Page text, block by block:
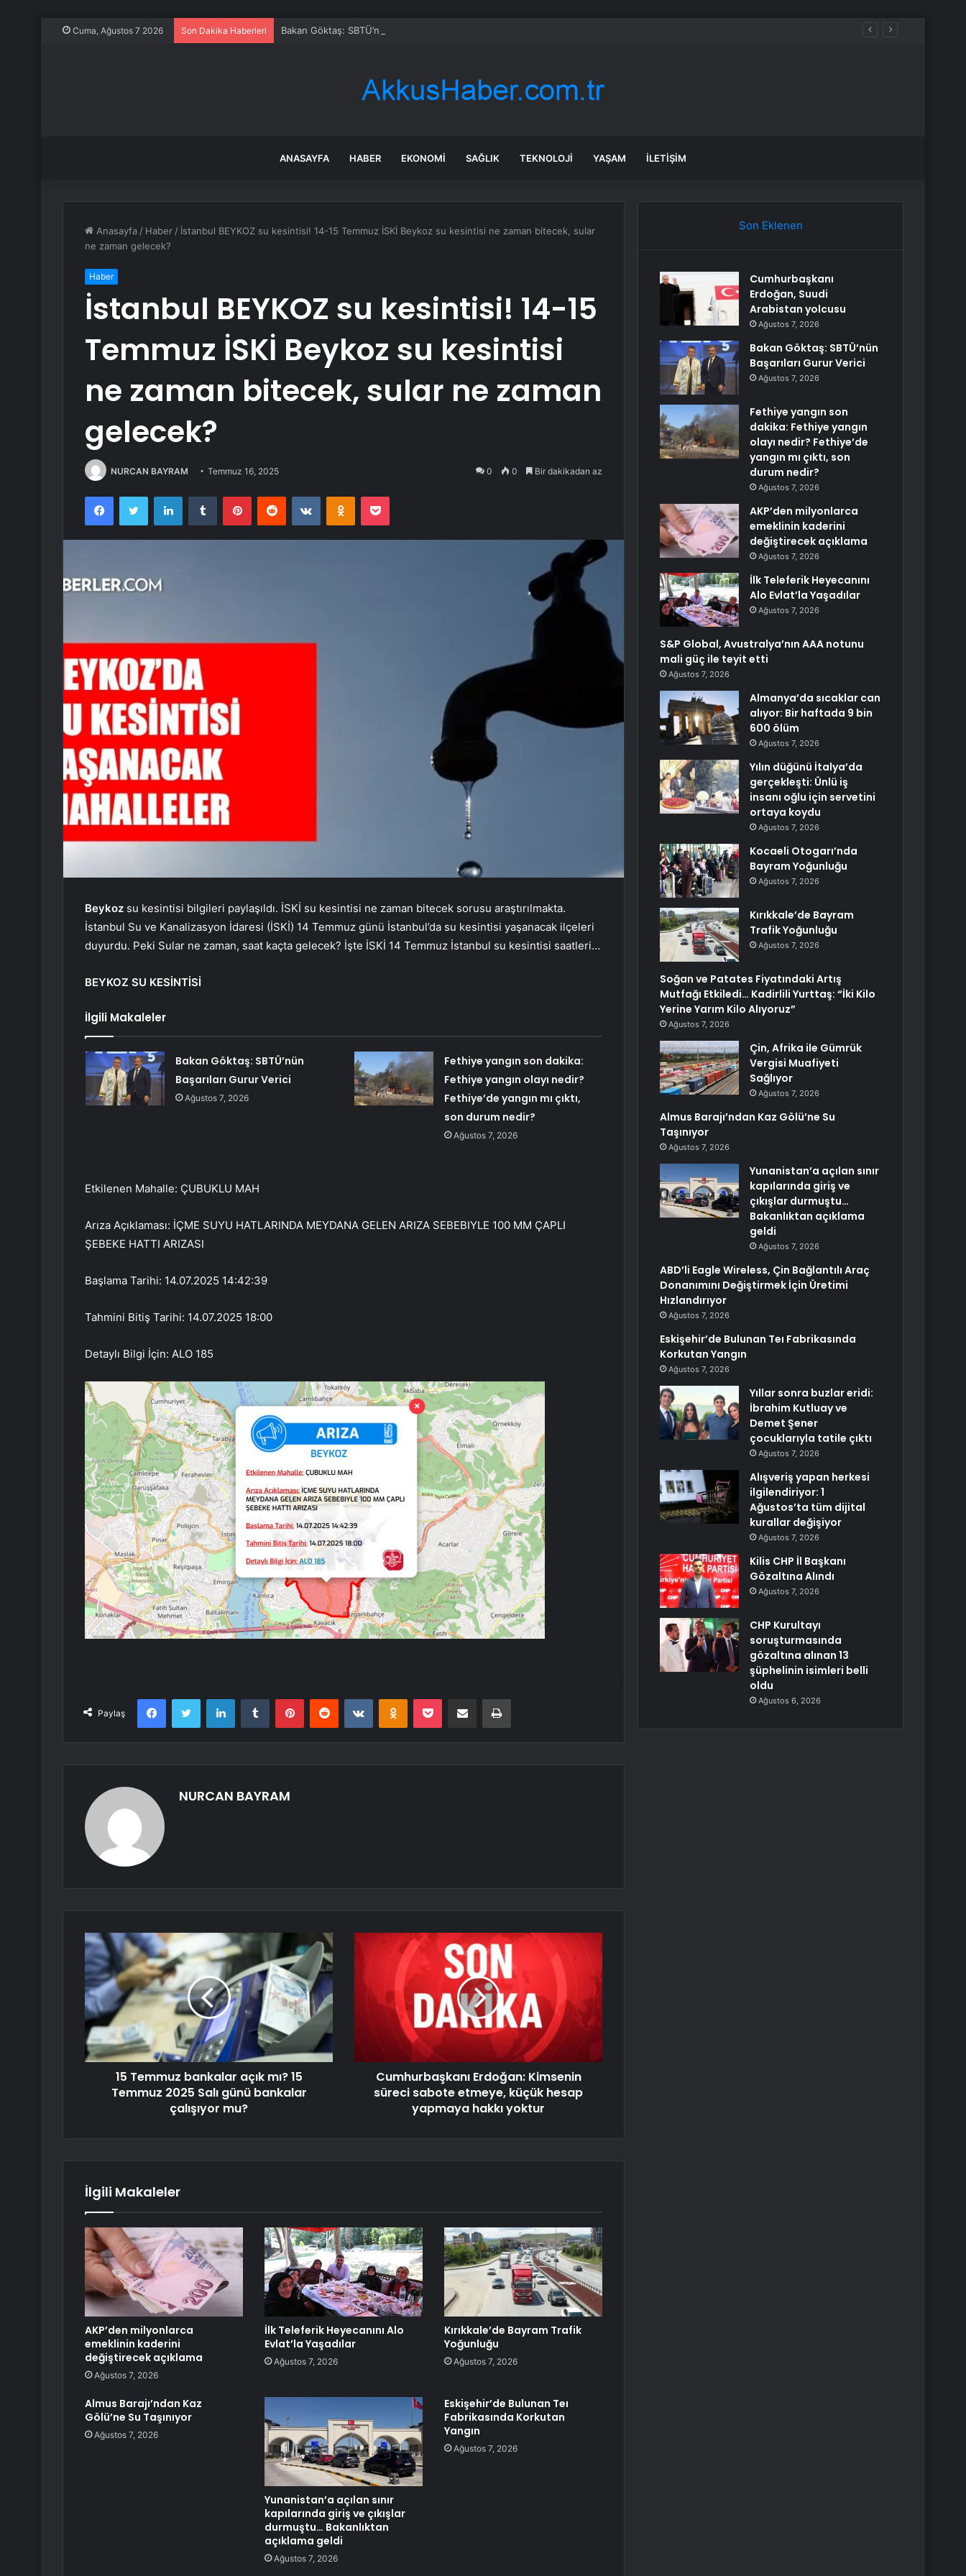
Cuma, Ağustos 7 2026 Son Dakika Haberleri Bakan Göktaş: SBTÜ’nün Başarıları Gurur Verici
ANASAYFA HABER EKONOMI SAĞLIK TEKNOLOJI YAŞAM İLETIŞIM
Anasayfa / Haber / İstanbul BEYKOZ su kesintisi! 14-15 Temmuz İSKİ Beykoz su kesintisi ne zaman bitecek, sular
ne zaman gelecek?
Haber
İstanbul BEYKOZ su kesintisi! 14-15
Temmuz İSKİ Beykoz su kesintisi
ne zaman bitecek, sular ne zaman
gelecek?
NURCAN BAYRAM Temmuz 16, 2025 0 0 Bir dakikadan az
FacebookTwitter LinkedInTumblr PinterestReddit VKontakteOdnoklassniki
Pocket
Beykoz su kesintisi bilgileri paylaşıldı. İSKİ su kesintisi ne zaman bitecek sorusu araştırılmakta.
İstanbul Su ve Kanalizasyon İdaresi (İSKİ) 14 Temmuz günü İstanbul’da su kesintisi yaşanacak ilçeleri
duyurdu. Peki Sular ne zaman, saat kaçta gelecek? İşte İSKİ 14 Temmuz İstanbul su kesintisi saatleri…
BEYKOZ SU KESİNTİSİ
İlgili Makaleler
Bakan Göktaş: SBTÜ’nün
Başarıları Gurur Verici
Ağustos 7, 2026
Fethiye yangın son dakika:
Fethiye yangın olayı nedir?
Fethiye’de yangın mı çıktı,
son durum nedir?
Ağustos 7, 2026
Etkilenen Mahalle: ÇUBUKLU MAH
Arıza Açıklaması: İÇME SUYU HATLARINDA MEYDANA GELEN ARIZA SEBEBIYLE 100 MM ÇAPLI
ŞEBEKE HATTI ARIZASI
Başlama Tarihi: 14.07.2025 14:42:39
Tahmini Bitiş Tarihi: 14.07.2025 18:00
Detaylı Bilgi İçin: ALO 185
Paylaş
FacebookTwitter LinkedInTumblr PinterestReddit VKontakteOdnoklassniki
Pocket E-Posta ile paylaş Yazdır
NURCAN BAYRAM
15 Temmuz bankalar açık mı? 15
Temmuz 2025 Salı günü bankalar
çalışıyor mu?
Cumhurbaşkanı Erdoğan: Kimsenin
süreci sabote etmeye, küçük hesap
yapmaya hakkı yoktur
İlgili Makaleler
AKP’den milyonlarca
emeklinin kaderini
değiştirecek açıklama
Ağustos 7, 2026
İlk Teleferik Heyecanını Alo
Evlat’la Yaşadılar
Ağustos 7, 2026
Kırıkkale’de Bayram Trafik
Yoğunluğu
Ağustos 7, 2026
Almus Barajı’ndan Kaz
Gölü’ne Su Taşınıyor
Ağustos 7, 2026
Yunanistan’a açılan sınır
kapılarında giriş ve çıkışlar
durmuştu… Bakanlıktan
açıklama geldi
Ağustos 7, 2026
Eskişehir’de Bulunan Teı
Fabrikasında Korkutan
Yangın
Ağustos 7, 2026
Son Eklenen
Cumhurbaşkanı
Erdoğan, Suudi
Arabistan yolcusu
Ağustos 7, 2026
Bakan Göktaş: SBTÜ’nün
Başarıları Gurur Verici
Ağustos 7, 2026
Fethiye yangın son
dakika: Fethiye yangın
olayı nedir? Fethiye’de
yangın mı çıktı, son
durum nedir?
Ağustos 7, 2026
AKP’den milyonlarca
emeklinin kaderini
değiştirecek açıklama
Ağustos 7, 2026
İlk Teleferik Heyecanını
Alo Evlat’la Yaşadılar
Ağustos 7, 2026
S&P Global, Avustralya’nın AAA notunu
mali güç ile teyit etti
Ağustos 7, 2026
Almanya’da sıcaklar can
alıyor: Bir haftada 9 bin
600 ölüm
Ağustos 7, 2026
Yılın düğünü İtalya’da
gerçekleşti: Ünlü iş
insanı oğlu için servetini
ortaya koydu
Ağustos 7, 2026
Kocaeli Otogarı’nda
Bayram Yoğunluğu
Ağustos 7, 2026
Kırıkkale’de Bayram
Trafik Yoğunluğu
Ağustos 7, 2026
Soğan ve Patates Fiyatındaki Artış
Mutfağı Etkiledi… Kadirlili Yurttaş: “İki Kilo
Yerine Yarım Kilo Alıyoruz”
Ağustos 7, 2026
Çin, Afrika ile Gümrük
Vergisi Muafiyeti
Sağlıyor
Ağustos 7, 2026
Almus Barajı’ndan Kaz Gölü’ne Su
Taşınıyor
Ağustos 7, 2026
Yunanistan’a açılan sınır
kapılarında giriş ve
çıkışlar durmuştu…
Bakanlıktan açıklama
geldi
Ağustos 7, 2026
ABD’li Eagle Wireless, Çin Bağlantılı Araç
Donanımını Değiştirmek İçin Üretimi
Hızlandırıyor
Ağustos 7, 2026
Eskişehir’de Bulunan Teı Fabrikasında
Korkutan Yangın
Ağustos 7, 2026
Yıllar sonra buzlar eridi:
İbrahim Kutluay ve
Demet Şener
çocuklarıyla tatile çıktı
Ağustos 7, 2026
Alışveriş yapan herkesi
ilgilendiriyor: 1
Ağustos’ta tüm dijital
kurallar değişiyor
Ağustos 7, 2026
Kilis CHP İl Başkanı
Gözaltına Alındı
Ağustos 7, 2026
CHP Kurultayı
soruşturmasında
gözaltına alınan 13
şüphelinin isimleri belli
oldu
Ağustos 6, 2026